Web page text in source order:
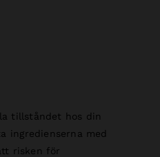
tillståndet hos din
ingredienserna med
risken för